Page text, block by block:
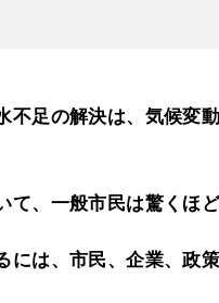
不足の解決は、気候変
、一般市民は驚くほ
には、市民、企業、政